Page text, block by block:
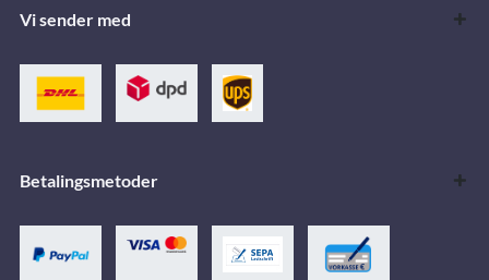
Vi sender med
Betalingsmetoder